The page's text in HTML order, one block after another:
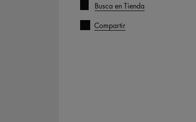
Busca en Tienda
Compartir